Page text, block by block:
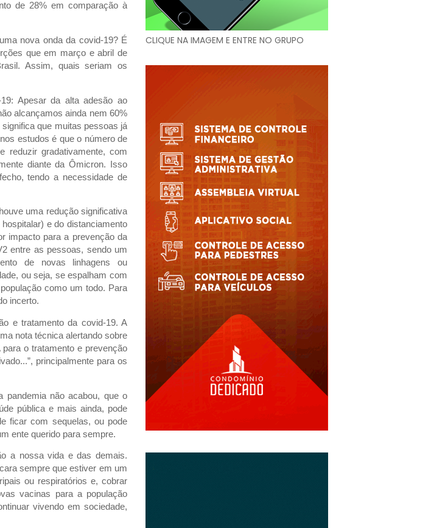
de 28% em comparação à
nova onda da covid-19? É
que em março e abril de
Assim, quais seriam os
Apesar da alta adesão ao
alcançamos ainda nem 60%
que muitas pessoas já
estudos é que o número de
reduzir gradativamente, com
diante da Ômicron. Isso
tendo a necessidade de
uma redução significativa
e do distanciamento
impacto para a prevenção da
entre as pessoas, sendo um
de novas linhagens ou
ou seja, se espalham com
como um todo. Para
incerto.
e tratamento da covid-19. A
nota técnica alertando sobre
o tratamento e prevenção
principalmente para os
pandemia não acabou, que o
pública e mais ainda, pode
ficar com sequelas, ou pode
ente querido para sempre.
a nossa vida e das demais.
sempre que estiver em um
ou respiratórios e, cobrar
vacinas para a população
vivendo em sociedade,
CLIQUE NA IMAGEM E ENTRE NO GRUPO